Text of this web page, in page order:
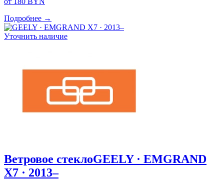
Подробнее →
Уточнить наличие
Ветровое стеклоGEELY · EMGRAND
X7 · 2013–